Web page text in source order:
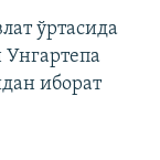
ўртасида
иборат